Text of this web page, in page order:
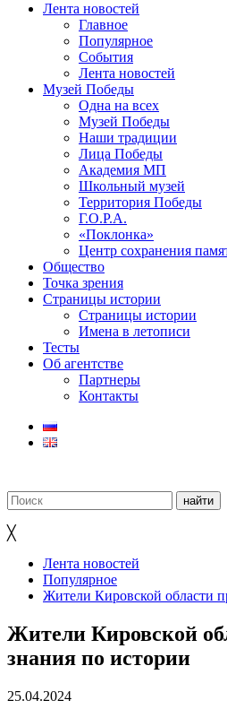
Лента новостей
Главное
Популярное
События
Лента новостей
Музей Победы
Одна на всех
Музей Победы
Наши традиции
Лица Победы
Академия МП
Школьный музей
Территория Победы
Г.О.Р.А.
«Поклонка»
Центр сохранения
Общество
Точка зрения
Страницы истории
Страницы истории
Имена в летописи
Тесты
Об агентстве
Партнеры
Контакты
╳
Лента новостей
Популярное
Жители Кировской области
Жители Кировской
знания по истории
25.04.2024